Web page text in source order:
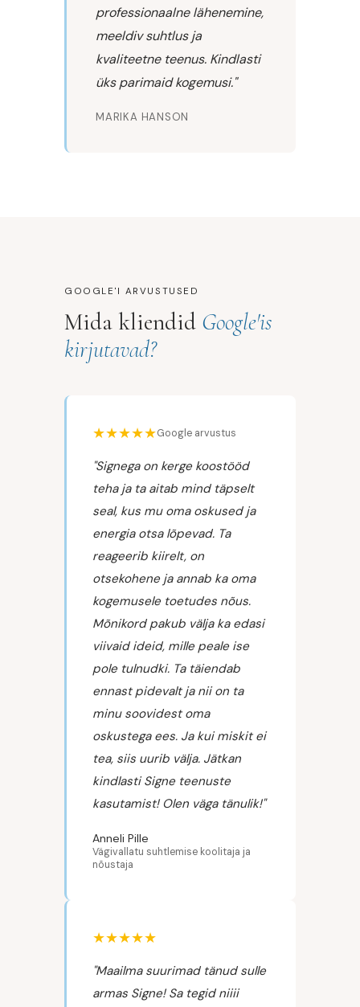
professionaalne lähenemine,
meeldiv suhtlus ja
kvaliteetne teenus. Kindlasti
üks parimaid kogemusi."
MARIKA HANSON
GOOGLE'I ARVUSTUSED
Mida kliendid Google'is
kirjutavad?
★★★★★Google arvustus
"Signega on kerge koostööd
teha ja ta aitab mind täpselt
seal, kus mu oma oskused ja
energia otsa lõpevad. Ta
reageerib kiirelt, on
otsekohene ja annab ka oma
kogemusele toetudes nõus.
Mõnikord pakub välja ka edasi
viivaid ideid, mille peale ise
pole tulnudki. Ta täiendab
ennast pidevalt ja nii on ta
minu soovidest oma
oskustega ees. Ja kui miskit ei
tea, siis uurib välja. Jätkan
kindlasti Signe teenuste
kasutamist! Olen väga tänulik!"
Anneli Pille
Vägivallatu suhtlemise koolitaja ja
nõustaja
★★★★★
"Maailma suurimad tänud sulle
armas Signe! Sa tegid niiii